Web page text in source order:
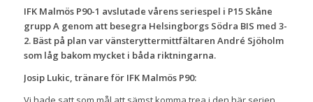
IFK Malmös P90-1 avslutade vårens seriespel i P15 Skåne
grupp A genom att besegra Helsingborgs Södra BIS med 3-
2. Bäst på plan var vänsteryttermittfältaren André Sjöholm
som låg bakom mycket i båda riktningarna.
Josip Lukic, tränare för IFK Malmös P90: